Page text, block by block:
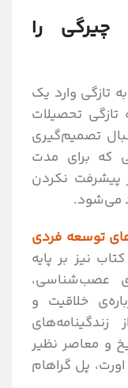
را
تازگی وارد یک
تحصیلات
تصمیم‌گیری
که برای مدت
پیشرفت نکردن
می‌شود.
توسعه فردی
نیز بر پایه
عصب‌شناسی،
خلاقیت و
و معاصر نظیر
اورت، پل گراهام